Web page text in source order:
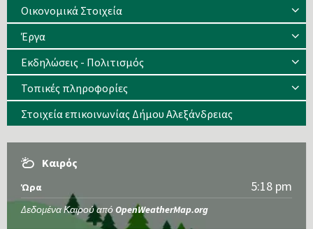
Οικονομικά Στοιχεία
Έργα
Εκδηλώσεις - Πολιτισμός
Τοπικές πληροφορίες
Στοιχεία επικοινωνίας Δήμου Αλεξάνδρειας
Καιρός
Ώρα 5:18 pm
Δεδομένα Καιρού από OpenWeatherMap.org